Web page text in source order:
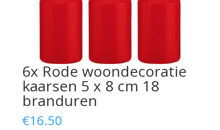
6x Rode woondecoratie
kaarsen 5 x 8 cm 18
branduren
€16.50